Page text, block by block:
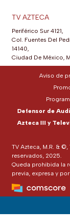
TV AZTECA
Periférico Sur 4121,
Col. Fuentes Del
14140,
Ciudad De México,
TV Azteca, M.R. &
reservados, 2025.
Queda prohibida la
previa, expresa y
Aviso de
Defensor de
Azteca III y